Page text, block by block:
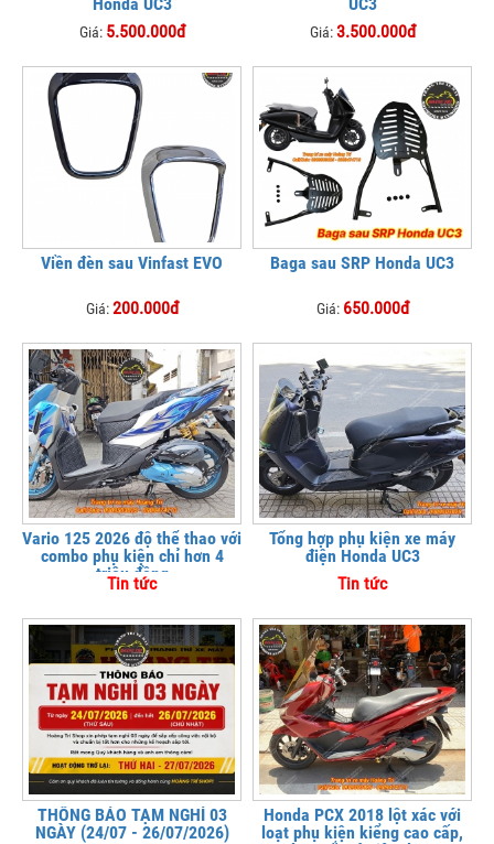
Giá: 5.500.000đ Giá:3.500.000đ
Viền đèn sau Vinfast EVO
Giá:200.000đ
Baga sau SRP Honda UC3
Giá: 650.000đ
Vario 125 2026 độ thể thao với
combo phụ kiện chỉ hơn 4
triệu đồng
Tin tức
Tổng hợp phụ kiện xe máy
điện Honda UC3
Tin tức
THÔNG BÁO TẠM NGHỈ 03
NGÀY (24/07 - 26/07/2026)
Honda PCX 2018 lột xác với
loạt phụ kiện kiểng cao cấp,